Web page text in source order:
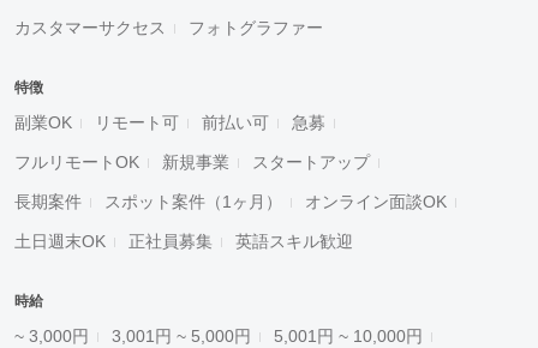
カスタマーサクセス フォトグラファー
特徴
副業OK リモート可 前払い可 急募
フルリモートOK 新規事業 スタートアップ
長期案件 スポット案件（1ヶ月） オンライン面談OK
土日週末OK 正社員募集 英語スキル歓迎
時給
~ 3,000円 3,001円 ~ 5,000円 5,001円 ~ 10,000円